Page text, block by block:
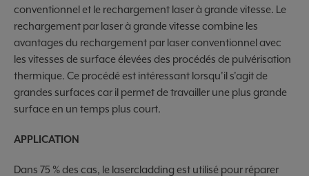
conventionnel et le rechargement laser à grande vitesse. Le
rechargement par laser à grande vitesse combine les
avantages du rechargement par laser conventionnel avec
les vitesses de surface élevées des procédés de pulvérisation
thermique. Ce procédé est intéressant lorsqu'il s'agit de
grandes surfaces car il permet de travailler une plus grande
surface en un temps plus court.
APPLICATION
Dans 75 % des cas, le lasercladding est utilisé pour réparer